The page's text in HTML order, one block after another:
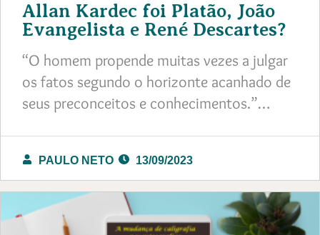
Allan Kardec foi Platão, João
Evangelista e René Descartes?
“O homem propende muitas vezes a julgar
os fatos segundo o horizonte acanhado de
seus preconceitos e conhecimentos.”…
PAULO NETO 13/09/2023